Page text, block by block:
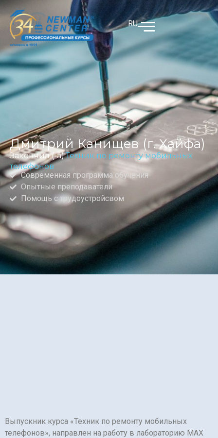
RU
Дмитрий Канищев (г. Хайфа)
Закончил (-а):Техник по ремонту мобильных
телефонов
Современная программа обучения
Опытные преподаватели
Помощь с трудоустройсвом
Выпускник курса «Техник по ремонту мобильных
телефонов», направлен на работу в лабораторию MAX